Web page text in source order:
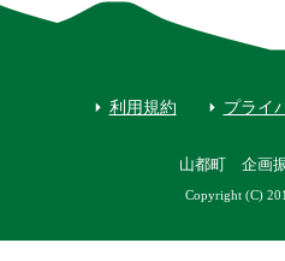
利用規約 プライ
山都町 企画
Copyright (C)